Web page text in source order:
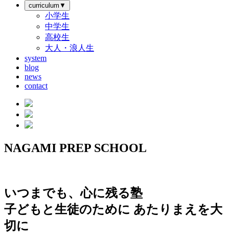
curriculum ▼
小学生
中学生
高校生
大人・浪人生
system
blog
news
contact
NAGAMI PREP SCHOOL
いつまでも、心に残る塾
子どもと生徒のために あたりまえを大
切に